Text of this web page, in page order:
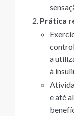
Prática
a
à
e até